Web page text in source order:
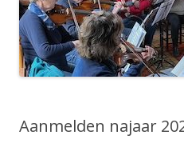
Aanmelden najaar